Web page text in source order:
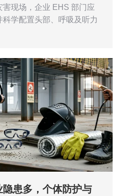
现场，企业 EHS 部门应
学配置头部、呼吸及听力
患多，个体防护与